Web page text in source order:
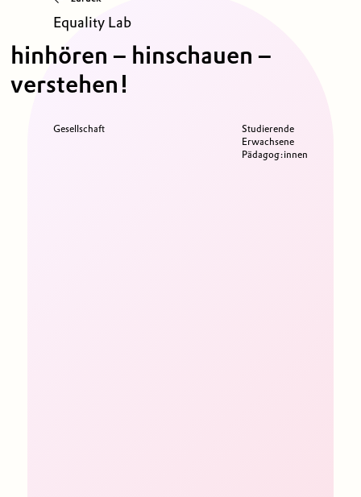
Equality Lab
hinhören – hinschauen –
verstehen!
Gesellschaft
Studierende
Erwachsene
Pädagog:innen